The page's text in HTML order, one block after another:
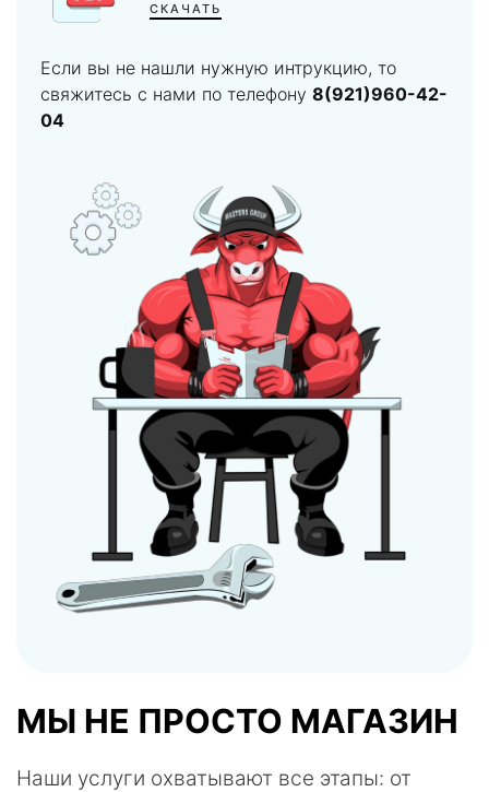
СКАЧАТЬ
Если вы не нашли нужную интрукцию, то
свяжитесь с нами по телефону 8(921)960-42-
04
МЫ НЕ ПРОСТО МАГАЗИН
Наши услуги охватывают все этапы: от